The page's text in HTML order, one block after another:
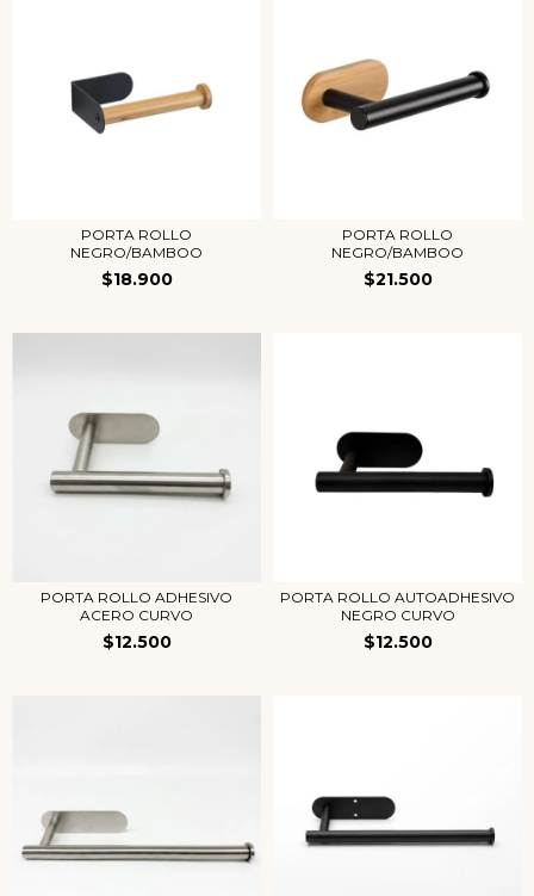
PORTA ROLLO
NEGRO/BAMBOO
$18.900
PORTA ROLLO
NEGRO/BAMBOO
$21.500
PORTA ROLLO ADHESIVO
ACERO CURVO
$12.500
PORTA ROLLO AUTOADHESIVO
NEGRO CURVO
$12.500